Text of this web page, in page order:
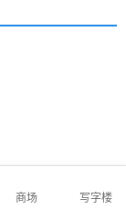
商场 写字楼